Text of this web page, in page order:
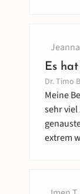
Es
Dr. Timo
Meine
sehr
extrem